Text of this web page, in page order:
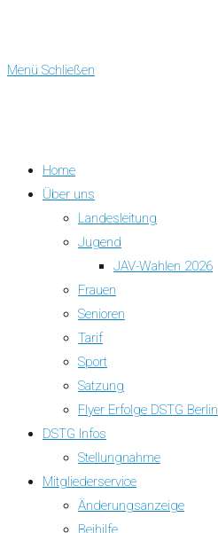
Menü Schließen
Home
Über uns
Landesleitung
Jugend
JAV-Wahlen 2026
Frauen
Senioren
Tarif
Sport
Satzung
Flyer Erfolge DSTG Berlin
DSTG Infos
Stellungnahme
Mitgliederservice
Änderungsanzeige
Beihilfe